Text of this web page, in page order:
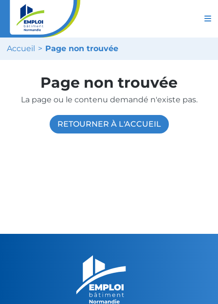
Accueil Page non trouvée
Page non trouvée
La page ou le contenu demandé n'existe pas.
RETOURNER À L'ACCUEIL